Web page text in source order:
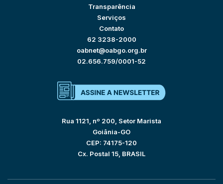
Transparência
Serviços
Contato
62 3238-2000
oabnet@oabgo.org.br
02.656.759/0001-52
Rua 1121, nº 200, Setor Marista
Goiânia-GO
CEP: 74175-120
Cx. Postal 15, BRASIL